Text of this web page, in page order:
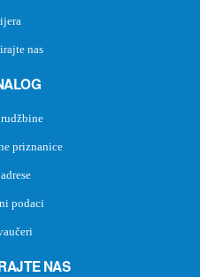
nas
priznanice
podaci
NAS